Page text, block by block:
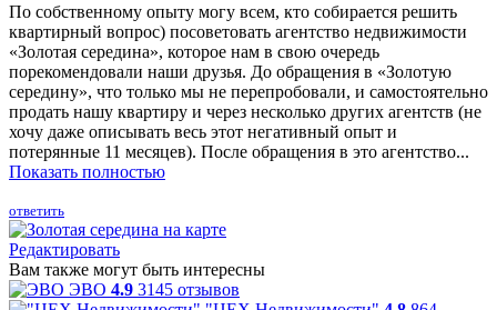
По собственному опыту могу всем, кто собирается решить
квартирный вопрос) посоветовать агентство недвижимости
«Золотая середина», которое нам в свою очередь
порекомендовали наши друзья. До обращения в «Золотую
середину», что только мы не перепробовали, и самостоятельно
продать нашу квартиру и через несколько других агентств (не
хочу даже описывать весь этот негативный опыт и
потерянные 11 месяцев). После обращения в это агентство...
Показать полностью
ответить
Редактировать
Вам также могут быть интересны
ЭВО 4.9 3145 отзывов